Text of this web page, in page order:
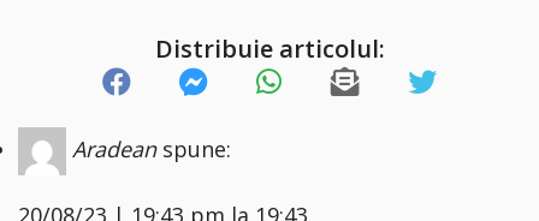
Distribuie articolul:
Aradean spune: